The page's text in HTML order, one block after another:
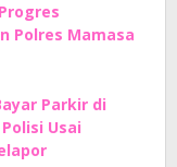
Polres Mamasa
Parkir di
Usai